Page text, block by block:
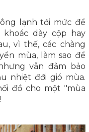
lạnh tới mức để
dày cộp hay
vì thế, các chàng
mùa, làm sao để
vẫn đảm bảo
nhiệt đới gió mùa.
đồ cho một "mùa